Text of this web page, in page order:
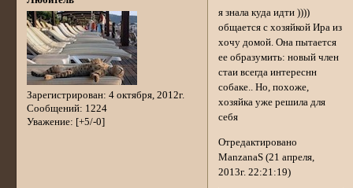
Зарегистрирован: 4 октября, 2012г.
Сообщений: 1224
Уважение: [+5/-0]
я знала куда идти ))))
общается с хозяйкой Ира из
хочу домой. Она пытается
ее образумить: новый член
стаи всегда интереснн
собаке.. Но, похоже,
хозяйка уже решила для
себя
Отредактировано
ManzanaS (21 апреля,
2013г. 22:21:19)